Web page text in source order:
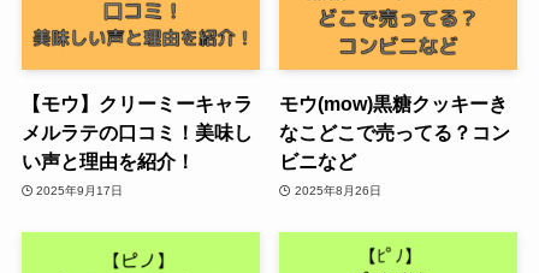
【モウ】クリーミーキャラ
メルラテの口コミ！美味し
い声と理由を紹介！
2025年9月17日
モウ(mow)黒糖クッキーき
なこどこで売ってる？コン
ビニなど
2025年8月26日